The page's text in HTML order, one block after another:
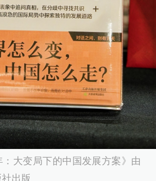
：大变局下的中国发展方案》由
出版